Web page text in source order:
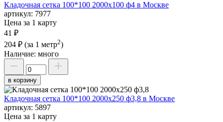
Кладочная сетка 100*100 2000х100 ф4 в Москве
артикул: 7977
Цена за 1 карту
41 ₽
204 ₽ (за 1 метр2)
Наличие: много
в корзину
Кладочная сетка 100*100 2000х250 ф3,8 в Москве
артикул: 5897
Цена за 1 карту